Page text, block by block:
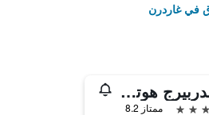
في غاردرن
بيلدربيرج هوتل تسبيلدربوس
ممتاز 8.2